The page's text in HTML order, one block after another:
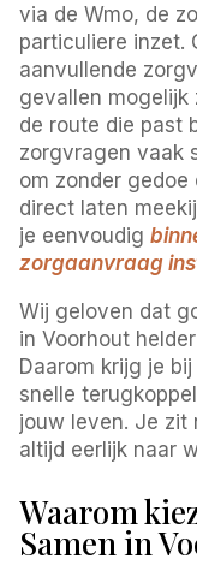
via de Wmo, de
particuliere inzet.
aanvullende
gevallen mogelijk
de route die past
zorgvragen vaak
om zonder
direct laten
je eenvoudig
zorgaanvraag
Wij geloven dat
in Voorhout
Daarom krijg je
snelle
jouw leven. Je zit
altijd eerlijk naar
Waarom
Samen in